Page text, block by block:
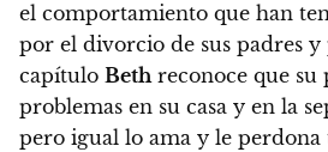
el comportamiento que han
por el divorcio de sus padres y
capítulo Bethreconoce que su
problemas en su casa y en la
pero igual lo ama y le perdona